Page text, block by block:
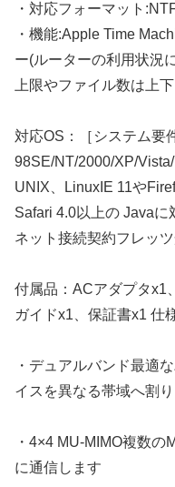
・対応フォーマット
・機能:Apple Time
ー(ルーターの利用状況
上限やファイル数は上
対応OS：［システム要
98SE/NT/2000/XP/
UNIX、LinuxIE 11や
Safari 4.0以上の Java
ネット接続契約フレッ
付属品：ACアダプタx1
ガイドx1、保証書x1 仕
・デュアルバンド最適
イスを異なる帯域へ割
・4×4 MU-MIMO複数
に通信します